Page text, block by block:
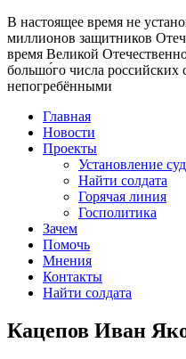
В настоящее время не
миллионов защитников
время Великой
большо́го числа российских
непогребёнными
Главная
Новости
Проекты
Установление
Найти солдата
Горячая линия
Госполитика
Зачем
Помочь
Мнения
Контакты
Найти солдата
Кацепов Иван